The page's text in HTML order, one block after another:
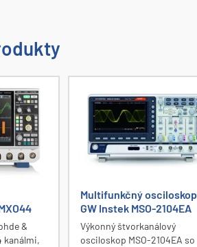
&
kanálmi,
Multifunkčný osciloskop
GW Instek MSO-2104EA
Výkonný štvorkanálový
osciloskop MSO-2104EA so